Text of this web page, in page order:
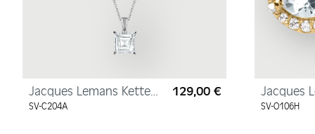
Jacques Lemans Kette
Sterlingsilber mit
SV-C204A
Regulärer Preis:
129,00 €
Jacques
Ohrstecker
SV-O106H